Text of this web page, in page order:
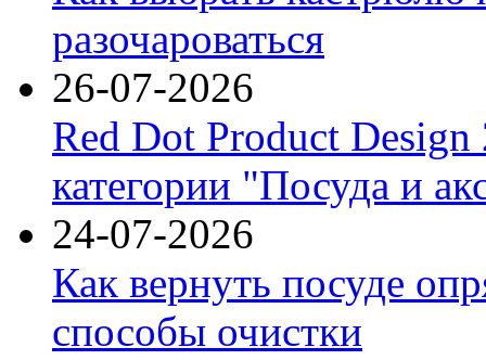
разочароваться
26-07-2026
Red Dot Product Design
категории "Посуда и
24-07-2026
Как вернуть посуде
способы очистки